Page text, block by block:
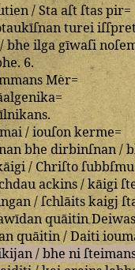
/Staaſtſtaspir=
turei
bheilgagīwaſi
.6.
Mer=
.
/iouſonkerme=
bhedirbinſnan/
/Chriſtoſubbſmu
ackins/kāigi
/ſchlāitskaigj
quāitin
quāitin/Daiti
/bhe ni